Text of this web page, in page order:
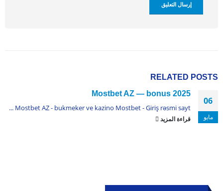
RELATED POSTS
06
مايو
Mostbet AZ — bonus 2025
Mostbet AZ - bukmeker ve kazino Mostbet - Giriş rəsmi sayt ...
قراءة المزيد